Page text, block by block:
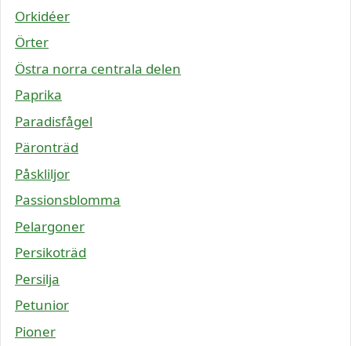
Orkidéer
Örter
Östra norra centrala delen
Paprika
Paradisfågel
Päronträd
Påskliljor
Passionsblomma
Pelargoner
Persikoträd
Persilja
Petunior
Pioner